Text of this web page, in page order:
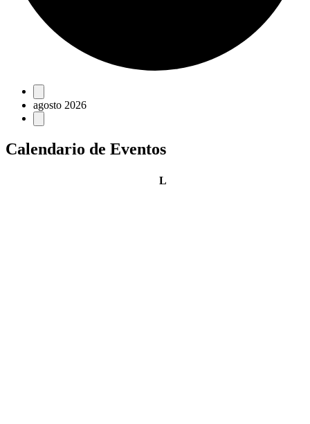
Eventos
agosto 2026
Calendario de Eventos
Llunes